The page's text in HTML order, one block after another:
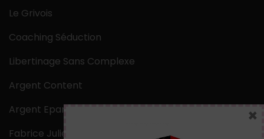
Le Grivois
Coaching Séduction
Libertinage Sans Complexe
Argent Content
Argent Epargne
Fabrice Julien
×